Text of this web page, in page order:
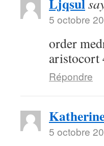
5 octobre
order
aristocort
Répondre
5 octobre